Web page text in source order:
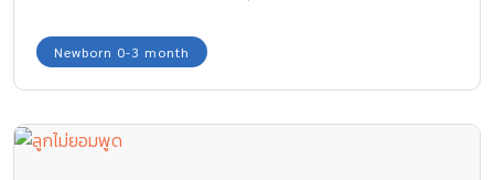
Newborn 0-3 month